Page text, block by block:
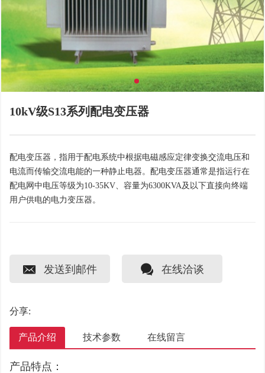
10kV级S13系列配电变压器
配电变压器，指用于配电系统中根据电磁感应定律变换交流电压和
电流而传输交流电能的一种静止电器。配电变压器通常是指运行在
配电网中电压等级为10-35KV、容量为6300KVA及以下直接向终端
用户供电的电力变压器。
发送到邮件 在线洽谈
分享:
产品介绍 技术参数 在线留言
产品特点：